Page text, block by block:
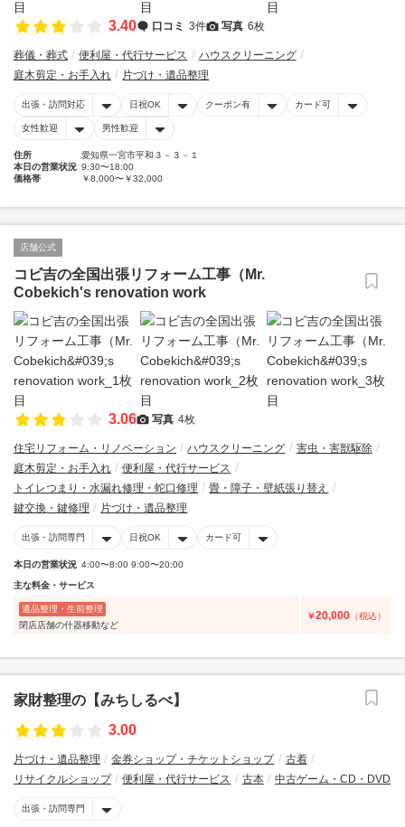
3.40 口コミ 3件 写真 6枚
葬儀・葬式 便利屋・代行サービス
ハウスクリーニング
庭木剪定・お手入れ
片づけ・遺品整理
出張・訪問対応 日祝OK クーポン有 カード可
女性歓迎 男性歓迎
住所
愛知県一宮市平和３－３－１
本日の営業状況 9:30〜18:00
価格帯
￥8,000〜￥32,000
店舗公式
コビ吉の全国出張リフォーム工事（Mr.
Cobekich's renovation work
3.06 写真 4枚
住宅リフォーム・リノベーション ハウスクリーニング
害虫・害獣駆除
庭木剪定・お手入れ
便利屋・代行サービス
トイレつまり・水漏れ修理・蛇口修理
畳・障子・壁紙張り替え
鍵交換・鍵修理
片づけ・遺品整理
出張・訪問専門 日祝OK カード可
本日の営業状況 4:00〜8:00 9:00〜20:00
主な料金・サービス
遺品整理・生前整理
閉店店舗の什器移動など
￥20,000 （税込）
家財整理の【みちしるべ】
3.00
片づけ・遺品整理 金券ショップ・チケットショップ
古着
リサイクルショップ
便利屋・代行サービス 古本 中古ゲーム・CD・DVD
出張・訪問専門